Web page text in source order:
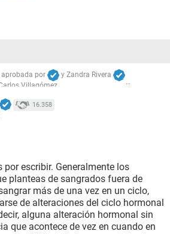
aprobada por
Villagómez
y Zandra Rivera
16.358
por escribir. Generalmente los
planteas de sangrados fuera de
más de una vez en un ciclo,
de alteraciones del ciclo hormonal
alguna alteración hormonal sin
que acontece de vez en cuando en